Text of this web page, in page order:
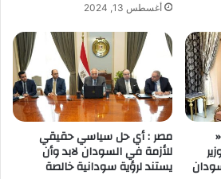
أغسطس 13, 2024
مصر : أي حل سياسي حقيقي
للأزمة في السودان لابد وأن
يستند لرؤية سودانية خالصة